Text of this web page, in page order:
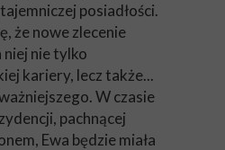
posiadłości.
że nowe zlecenie
niej nie tylko
kariery, lecz także...
W czasie
pachnącej
Ewa będzie miała